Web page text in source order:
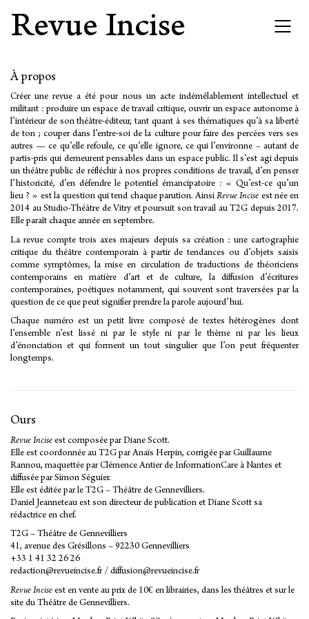
Revue Incise
À propos
Créer une revue a été pour nous un acte indémêlablement intellectuel et
militant : produire un espace de travail critique, ouvrir un espace autonome à
l’intérieur de son théâtre-éditeur, tant quant à ses thématiques qu’à sa liberté
de ton ; couper dans l’entre-soi de la culture pour faire des percées vers ses
autres — ce qu’elle refoule, ce qu’elle ignore, ce qui l’environne – autant de
partis-pris qui demeurent pensables dans un espace public. Il s’est agi depuis
un théâtre public de réfléchir à nos propres conditions de travail, d’en penser
l’historicité, d’en défendre le potentiel émancipatoire : « Qu’est-ce qu’un
lieu ? » est la question qui tend chaque parution. AinsiRevue Incise est née en
2014 au Studio-Théâtre de Vitryet poursuit son travail au T2G depuis 2017.
Elle paraît chaque année en septembre.
La revue compte trois axes majeurs depuis sa création : une cartographie
critique du théâtre contemporain à partir de tendances ou d’objets saisis
comme symptômes, la mise en circulation de traductions de théoriciens
contemporains en matière d’art et de culture, la diffusion d’écritures
contemporaines, poétiques notamment, qui souvent sont traversées par la
question de ce que peut signifier prendre la parole aujourd’hui.
Chaque numéro est un petit livre composé de textes hétérogènes dont
l’ensemble n’est lissé ni par le style ni par le thème ni par les lieux
d’énonciation et qui forment un tout singulier que l’on peut fréquenter
longtemps.
Ours
Revue Incise est composée par Diane Scott.
Elle est coordonnée au T2G par Anaïs Herpin, corrigée par Guillaume
Rannou, maquettée par Clémence Antier de InformationCare à Nantes et
diffusée par Simon Séguier.
Elle est éditée par le T2G – Théâtre de Gennevilliers.
Daniel Jeanneteau est son directeur de publication et Diane Scott sa
rédactrice en chef.
T2G – Théâtre de Gennevilliers
41, avenue des Grésillons – 92230 Gennevilliers
+33 1 41 32 26 26
redaction@revueincise.fr/ diffusion@revueincise.fr
Revue Incise est en vente au prix de 10€ en librairies, dans les théâtres et sur le
site du Théâtre de Gennevilliers.